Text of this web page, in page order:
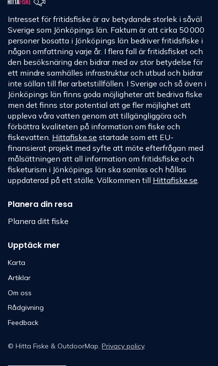
Intresset för fritidsfiske är av betydande storlek i såväl
Sverige som Jönköpings län. Faktum är att cirka 50 000
personer bosatta i Jönköpings län bedriver fritidsfiske i
någon omfattning varje år. I flera fall är fritidsfisket och
den besöksnäring den bidrar med av stor betydelse för
ett mindre samhälles infrastruktur och utbud och bidrar
inte sällan till fler arbetstillfällen. I Sverige och så även i
Jönköpings län finns goda möjligheter att bedriva fiske
men det finns stor potential att ge fler möjlighet att
uppleva våra vatten genom att tillgängliggöra och
förbättra kvaliteten på information om fiske och
fiskevatten. Hittafiske.se startade som ett EU-
finansierat projekt med syfte att möte efterfrågan med
målsättningen att all information om fritidsfiske och
fisketurism i Jönköpings län ska samlas och hållas
uppdaterad på ett ställe. Välkommen till Hittafiske.se.
Planera din resa
Planera ditt fiske
Upptäck mer
Karta
Artiklar
Om oss
Rådgivning
Feedback
© Hitta Fiske & OutdoorMap. Privacy policy.